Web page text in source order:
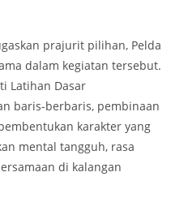
prajurit pilihan, Pelda
dalam kegiatan tersebut.
Latihan Dasar
baris-berbaris, pembinaan
karakter yang
mental tangguh, rasa
di kalangan